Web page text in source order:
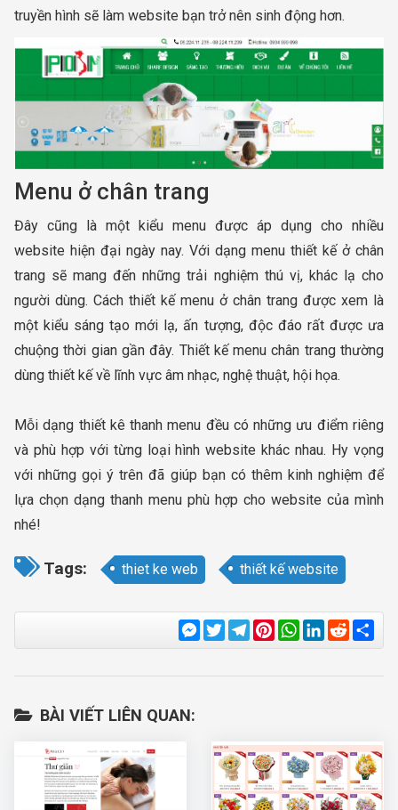
truyền hình sẽ làm website bạn trở nên sinh động hơn.
Menu ở chân trang
Đây cũng là một kiểu menu được áp dụng cho nhiều
website hiện đại ngày nay. Với dạng menu thiết kế ở chân
trang sẽ mang đến những trải nghiệm thú vị, khác lạ cho
người dùng. Cách thiết kế menu ở chân trang được xem là
một kiểu sáng tạo mới lạ, ấn tượng, độc đáo rất được ưa
chuộng thời gian gần đây. Thiết kế menu chân trang thường
dùng thiết kế về lĩnh vực âm nhạc, nghệ thuật, hội họa.
Mỗi dạng thiết kê thanh menu đều có những ưu điểm riêng
và phù hợp với từng loại hình website khác nhau. Hy vọng
với những gọi ý trên đã giúp bạn có thêm kinh nghiệm để
lựa chọn dạng thanh menu phù hợp cho website của mình
nhé!
Tags: thiet ke web thiết kế website
Messenger
TwitterTelegram
Pinterest
WhatsApp
LinkedIn
Reddit
BÀI VIẾT LIÊN QUAN: